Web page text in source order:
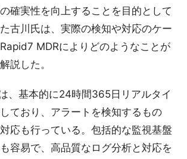
確実性を向上することを目的として
古川氏は、実際の検知や対応のケー
MDRによりどのようなことが
説した。
、基本的に24時間365日リアルタイ
ており、アラートを検知するもの
応も行っている。包括的な監視基盤
容易で、高品質なログ分析と対応を